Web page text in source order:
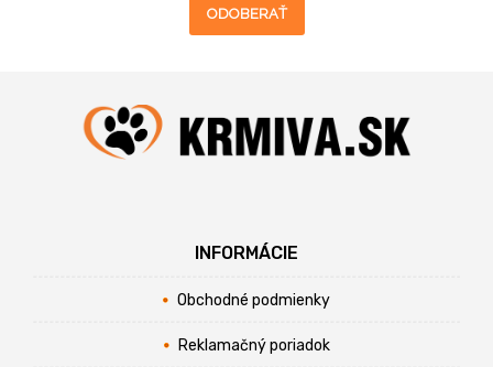
ODOBERAŤ
INFORMÁCIE
Obchodné podmienky
Reklamačný poriadok